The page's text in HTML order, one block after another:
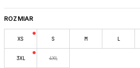
ROZMIAR
XS S M L
3XL 4XL